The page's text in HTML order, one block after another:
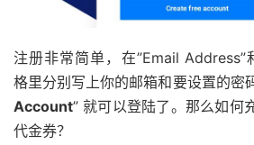
注册非常简单，在”Email Address”
格里分别写上你的邮箱和要设置的密
Account” 就可以登陆了。那么如何
代金券？